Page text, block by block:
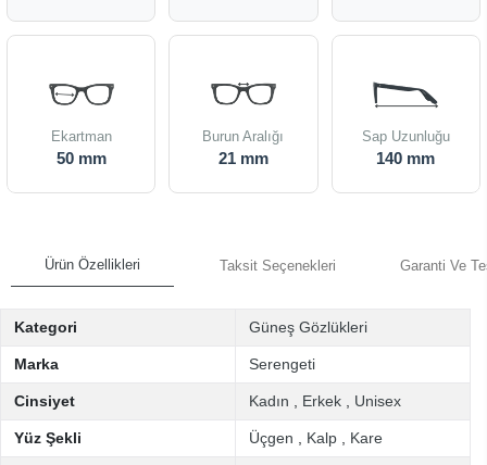
Ekartman
50 mm
Burun Aralığı
21 mm
Sap Uzunluğu
140 mm
Ürün Özellikleri Taksit Seçenekleri Garanti Ve
Kategori Güneş Gözlükleri
Marka Serengeti
Cinsiyet Kadın Erkek Unisex
Yüz Şekli Üçgen Kalp Kare